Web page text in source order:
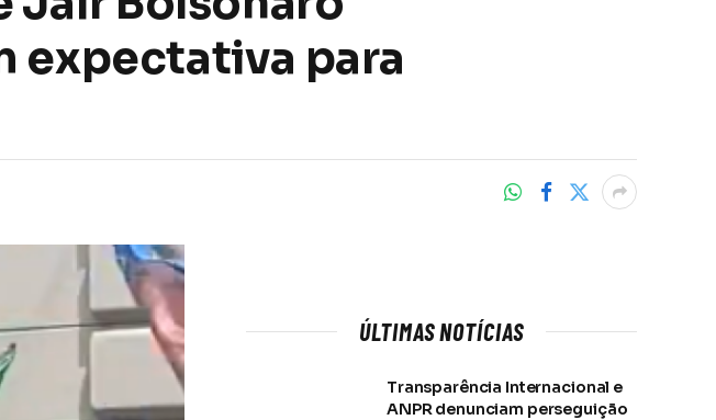
expectativa para
ÚLTIMAS NOTÍCIAS
Transparência Internacional e
ANPR denunciam perseguição